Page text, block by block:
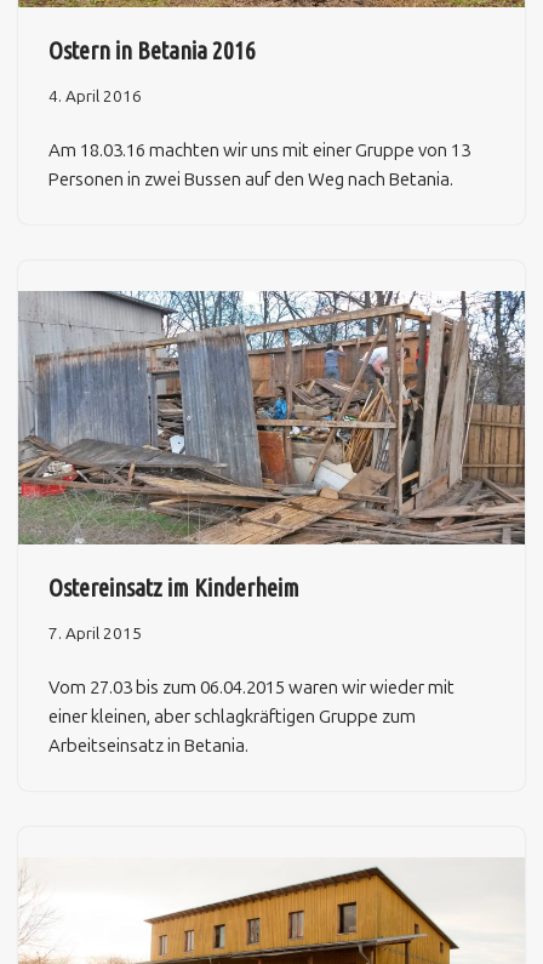
Ostern in Betania 2016
4. April 2016
Am 18.03.16 machten wir uns mit einer Gruppe von 13
Personen in zwei Bussen auf den Weg nach Betania.
Ostereinsatz im Kinderheim
7. April 2015
Vom 27.03 bis zum 06.04.2015 waren wir wieder mit
einer kleinen, aber schlagkräftigen Gruppe zum
Arbeitseinsatz in Betania.